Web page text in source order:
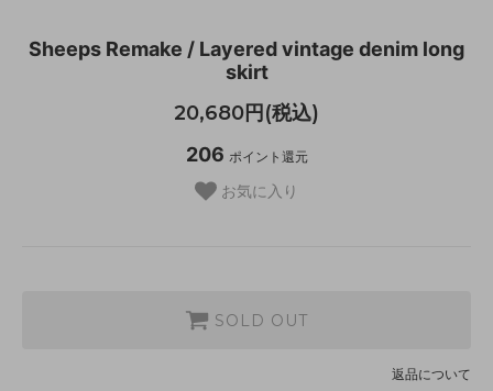
Sheeps Remake / Layered vintage denim long
skirt
20,680円(税込)
206 ポイント還元
お気に入り
SOLD OUT
返品について